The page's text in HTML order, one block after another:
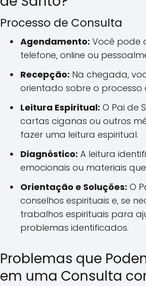
Processo de Consulta
Agendamento: Você pode
telefone, online ou
Recepção: Na chegada,
orientado sobre o processo
Leitura Espiritual: O Pai de
cartas ciganas ou outros
fazer uma leitura espiritual.
Diagnóstico: A leitura
emocionais ou materiais
Orientação e Soluções: O
conselhos espirituais e, se
trabalhos espirituais para
problemas identificados.
Problemas que
em uma Consulta